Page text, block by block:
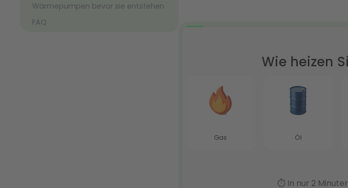
Wärmepumpen bevor sie entstehen
FAQ